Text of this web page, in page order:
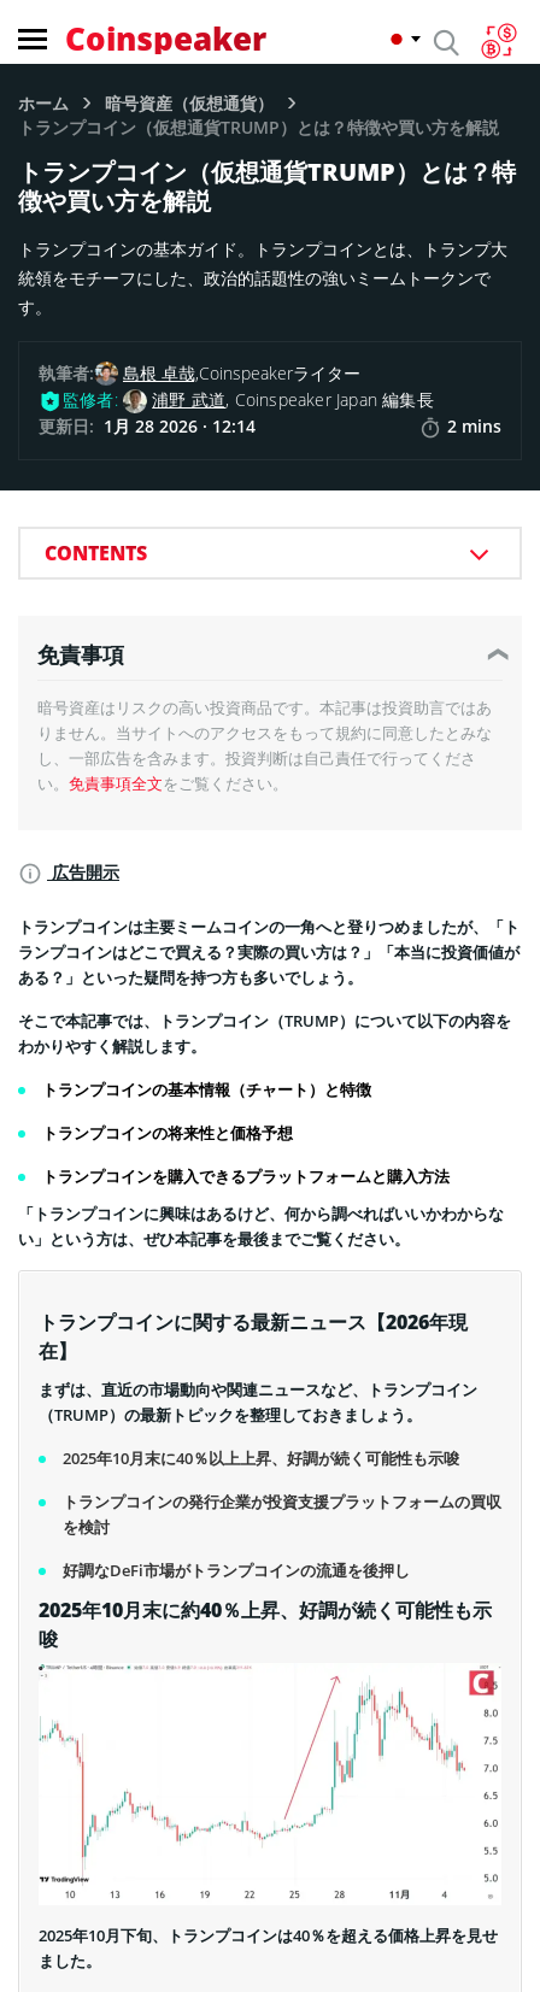
Coinspeaker
ホーム
暗号資産（仮想通貨）
トランプコイン（仮想通貨TRUMP）とは？特徴や買い方を解説
トランプコイン（仮想通貨TRUMP）とは？特
徴や買い方を解説
トランプコインの基本ガイド。トランプコインとは、トランプ大
統領をモチーフにした、政治的話題性の強いミームトークンで
す。
執筆者: 島根 卓哉,Coinspeakerライター
監修者:
浦野 武道, Coinspeaker Japan 編集長
更新日: 1月 28 2026 · 12:14 2 mins
CONTENTS
トランプコインは主要ミームコインの一角へと登りつめましたが、「ト
ランプコインはどこで買える？実際の買い方は？」「本当に投資価値が
ある？」といった疑問を持つ方も多いでしょう。
そこで本記事では、トランプコイン（TRUMP）について以下の内容を
わかりやすく解説します。
トランプコインの基本情報（チャート）と特徴
トランプコインの将来性と価格予想
トランプコインを購入できるプラットフォームと購入方法
「トランプコインに興味はあるけど、何から調べればいいかわからな
い」という方は、ぜひ本記事を最後までご覧ください。
トランプコインに関する最新ニュース【2026年現
在】
まずは、直近の市場動向や関連ニュースなど、トランプコイン
（TRUMP）の最新トピックを整理しておきましょう。
2025年10月末に40％以上上昇、好調が続く可能性も示唆
トランプコインの発行企業が投資支援プラットフォームの買収
を検討
好調なDeFi市場がトランプコインの流通を後押し
2025年10月末に約40％上昇、好調が続く可能性も示
唆
2025年10月下旬、トランプコインは40％を超える価格上昇を見せ
ました。
免責事項
暗号資産はリスクの高い投資商品です。本記事は投資助言ではあ
りません。当サイトへのアクセスをもって規約に同意したとみな
し、一部広告を含みます。投資判断は自己責任で行ってくださ
い。 免責事項全文をご覧ください。
広告開示